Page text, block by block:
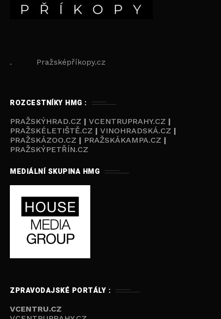
. Pražsképříkopy.cz
ROZCESTNÍKY HMG :
PRAŽSKÝHRAD.CZ | VCENTRUPRAHY.CZ |
PRAŽSKÉLETIŠTĚ.CZ | VINOHRADSKÁ.CZ |
PRAŽSKÁZOO.CZ | PRAŽSKÁKAMPA.CZ |
PRAŽSKÝPETŘÍN.CZ
MEDIÁLNÍ SKUPINA HMG
ZPRAVODAJSKÉ PORTÁLY :
VCENTRU.CZ